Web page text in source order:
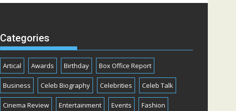
Categories
Artical Awards Birthday Box Office Report
Business Celeb Biography Celebrities Celeb Talk
Cinema Review Entertainment Events Fashion